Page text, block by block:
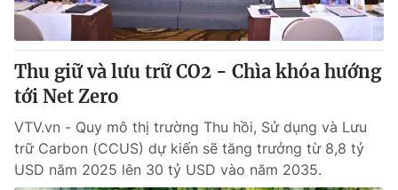
Thu giữ và lưu trữ CO2 - Chìa khóa hướng
tới Net Zero
VTV.vn - Quy mô thị trường Thu hồi, Sử dụng và Lưu
trữ Carbon (CCUS) dự kiến sẽ tăng trưởng từ 8,8 tỷ
USD năm 2025 lên 30 tỷ USD vào năm 2035.